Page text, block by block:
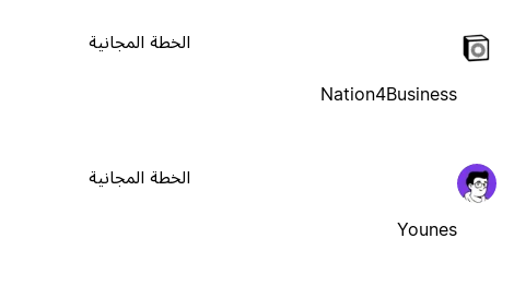
Nation4Business
الخطة المجانية
Younes
الخطة المجانية